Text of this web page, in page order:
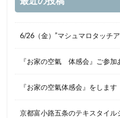
6/26（金）”マシュマロタッチ
『お家の空氣 体感会』ご参加
『お家の空氣体感会』をします
京都富小路五条のテキスタイル